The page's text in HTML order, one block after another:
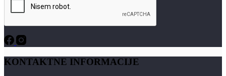
KONTAKTNE INFORMACIJE